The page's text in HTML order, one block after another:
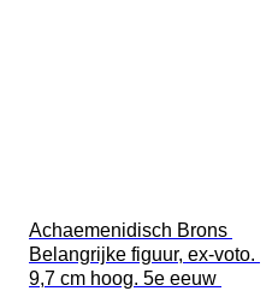
Achaemenidisch Brons
Belangrijke figuur, ex-voto.
9,7 cm hoog. 5e eeuw